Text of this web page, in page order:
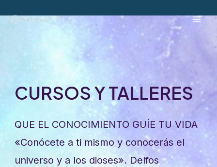
CURSOS Y TALLERES
QUE EL CONOCIMIENTO GUÍE TU VIDA
«Conócete a ti mismo y conocerás el
universo y a los dioses». Delfos